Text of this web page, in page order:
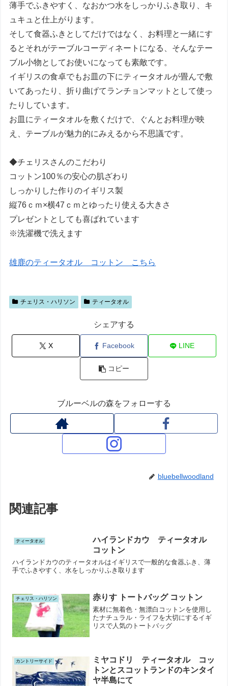
薄手でふきやすく、なおかつ水をしっかりふき取り、キ
ュキュと仕上がります。
そして食器ふきとしてだけではなく、お料理と一緒にす
るとそれがテーブルコーディネートになる、そんなテー
ブル小物としてお使いになっても素敵です。
イギリスの食卓でもお皿の下にティータオルが畳んで敷
いてあったり、折り曲げてランチョンマットとして使っ
たりしています。
お皿にティータオルを敷くだけで、ぐんとお料理が映
え、テーブルが魅力的にみえるから不思議です。
◆チェリスさんのこだわり
コットン100％の安心の肌ざわり
しっかりした作りのイギリス製
縦76ｃｍ×横47ｃｍとゆったり使える大きさ
プレゼントとしても喜ばれています
※洗濯機で洗えます
雄鹿のティータオル コットン こちら
チェリス・ハリソン ティータオル
シェアする
X Facebook LINE
コピー
ブルーベルの森をフォローする
bluebellwoodland
関連記事
ティータオル
ハイランドカウ ティータオル
コットン
ハイランドカウのティータオルはイギリスで一般的な食器ふき、薄
手でふきやすく、水をしっかりふき取ります
チェリス・ハリソン 赤りす トートバッグ コットン
素材に無着色・無漂白コットンを使用し
たナチュラル・ライフを大切にするイギ
リスで人気のトートバッグ
カントリーサイド
ミヤコドリ ティータオル コッ
トンとスコットランドのキンタイ
ヤ半島にて